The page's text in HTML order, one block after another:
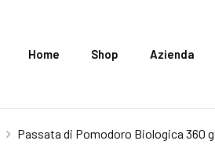
Home Shop Azienda
Passata di Pomodoro Biologica 360 g